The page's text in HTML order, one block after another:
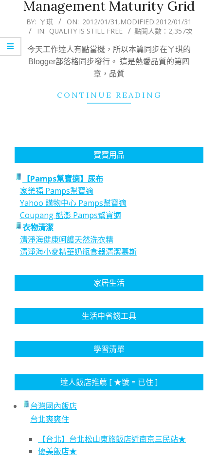
Management Maturity Grid
2012-
01-
31
BY: ㄚ琪 ON: 2012/01/31 ,MODIFIED:2012/01/31
IN: QUALITY IS STILL FREE 點閱人數：2,357次
今天工作達人有點當機，所以本篇同步在ㄚ琪的
Blogger部落格同步發行。 這是熱愛品質的第四
章，品質
CONTINUE READING
寶寶用品
【Pamps幫寶適】尿布
家樂福 Pamps幫寶適
Yahoo 購物中心 Pamps幫寶適
Coupang 酷澎 Pamps幫寶適
衣物清潔
清淨海健康呵護天然洗衣精
清淨海小麥精華奶瓶食器清潔慕斯
家居生活
生活中省錢工具
學習清單
達人飯店推薦 [ ★號 = 已住 ]
台灣國內飯店
台北爽爽住
【台北】台北松山東旅飯店近南京三民站★
優美飯店★